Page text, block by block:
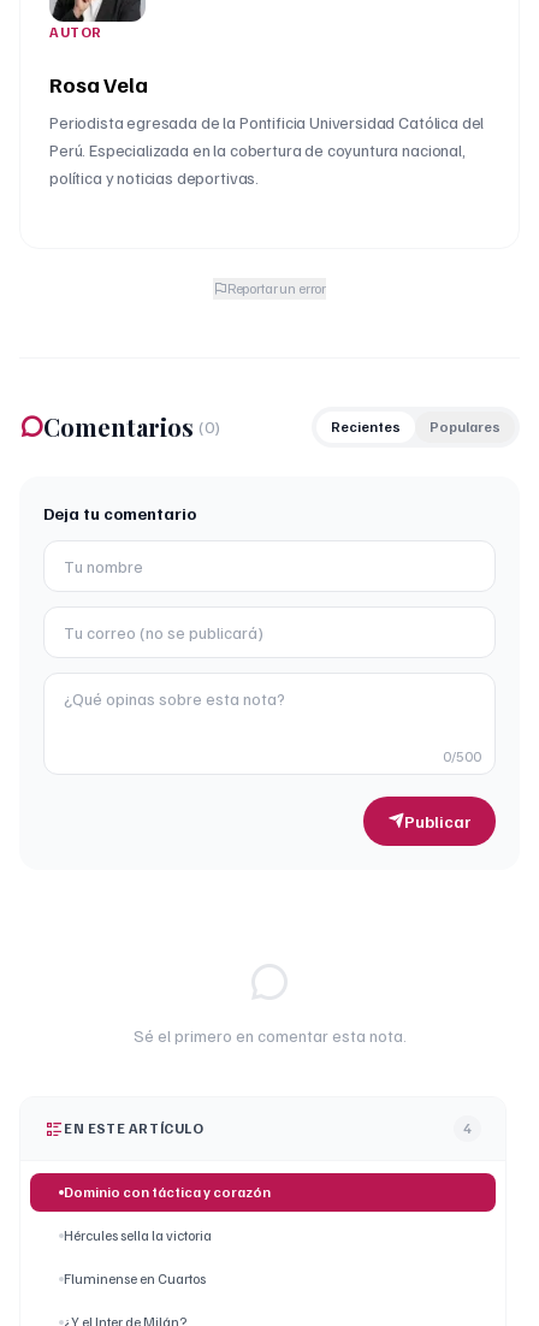
AUTOR
Rosa Vela
Periodista egresada de la Pontificia Universidad Católica del
Perú. Especializada en la cobertura de coyuntura nacional,
política y noticias deportivas.
Reportar un error
Comentarios (0) Recientes Populares
Deja tu comentario
0/500
Publicar
Sé el primero en comentar esta nota.
EN ESTE ARTÍCULO 4
Dominio con táctica y corazón
Hércules sella la victoria
Fluminense en Cuartos
¿Y el Inter de Milán?